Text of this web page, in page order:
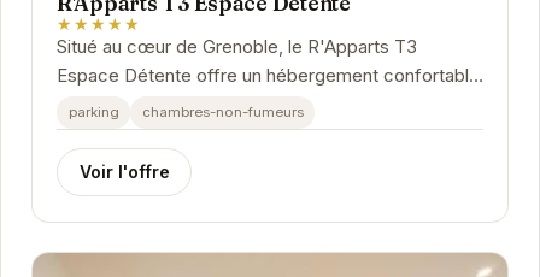
★★★★★
Situé au cœur de Grenoble, le R'Apparts T3
Espace Détente offre un hébergement confortable
et élégant. Avec ses trois pièces spacieuses, il...
parking chambres-non-fumeurs
Voir l'offre